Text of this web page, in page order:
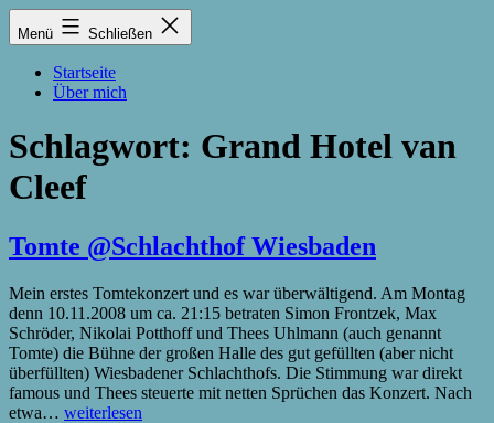
Zum
Inhalt
Lukas
Zintel-
Menü Schließen
Startseite
Über mich
Schlagwort: Grand Hotel van
Cleef
Tomte @Schlachthof Wiesbaden
Mein erstes Tomtekonzert und es war überwältigend. Am Montag
denn 10.11.2008 um ca. 21:15 betraten Simon Frontzek, Max
Schröder, Nikolai Potthoff und Thees Uhlmann (auch genannt
Tomte) die Bühne der großen Halle des gut gefüllten (aber nicht
überfüllten) Wiesbadener Schlachthofs. Die Stimmung war direkt
famous und Thees steuerte mit netten Sprüchen das Konzert. Nach
etwa… Tomte
weiterlesen